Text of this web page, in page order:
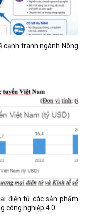
cạnh tranh ngành Nông
điện tử các sản phẩm
công nghiệp 4.0